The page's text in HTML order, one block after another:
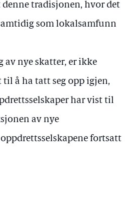
tradisjonen, hvor det
som lokalsamfunn
nye skatter, er ikke
å ha tatt seg opp igjen,
har vist til
av nye
fortsatt